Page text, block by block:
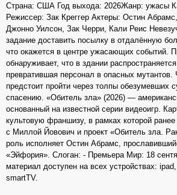
Страна: США Год выхода: 2026Жанр: ужасы
Режиссер: Зак Креггер Актеры: Остин
Джонно Уилсон, Зак Черри, Кали Реис
задание доставить посылку в отдалённую
что окажется в центре ужасающих событий.
обнаруживает, что в здании
превратившая персонал в опасных
предстоит пройти через толпы обезумевших
спасению. «Обитель зла» (2026) —
основанный на известной серии видеоигр.
культовую франшизу, в рамках которой
с Миллой Йовович и проект «Обитель зла.
роль исполняет Остин Абрамс,
«Эйфория». Слоган: - Премьера Мир: 18
материал доступен на всех устройствах:
smartTV.